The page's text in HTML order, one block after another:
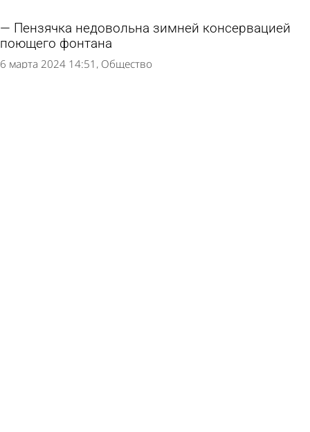
Пензячка недовольна зимней консервацией
поющего фонтана
6 марта 2024 14:51 Общество